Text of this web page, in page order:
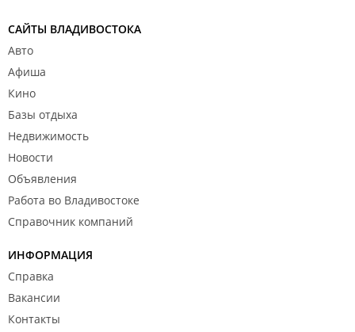
САЙТЫ ВЛАДИВОСТОКА
Авто
Афиша
Кино
Базы отдыха
Недвижимость
Новости
Объявления
Работа во Владивостоке
Справочник компаний
ИНФОРМАЦИЯ
Справка
Вакансии
Контакты